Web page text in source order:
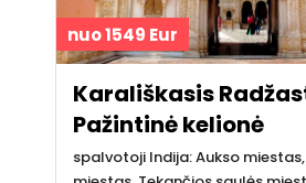
nuo 1549 Eur
Karališkasis
Pažintinė kelionė
spalvotoji Indija: Aukso